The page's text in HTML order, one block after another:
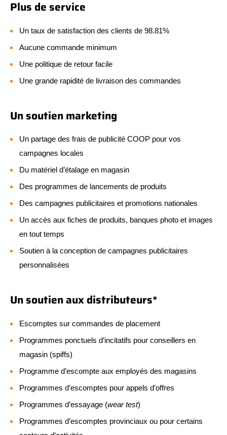
Plus de service
Un taux de satisfaction des clients de 98.81%
Aucune commande minimum
Une politique de retour facile
Une grande rapidité de livraison des commandes
Un soutien marketing
Un partage des frais de publicité COOP pour vos
campagnes locales
Du matériel d’étalage en magasin
Des programmes de lancements de produits
Des campagnes publicitaires et promotions nationales
Un accès aux fiches de produits, banques photo et images
en tout temps
Soutien à la conception de campagnes publicitaires
personnalisées
Un soutien aux distributeurs*
Escomptes sur commandes de placement
Programmes ponctuels d’incitatifs pour conseillers en
magasin (spiffs)
Programme d’escompte aux employés des magasins
Programmes d’escomptes pour appels d’offres
Programmes d’essayage (wear test)
Programmes d’escomptes provinciaux ou pour certains